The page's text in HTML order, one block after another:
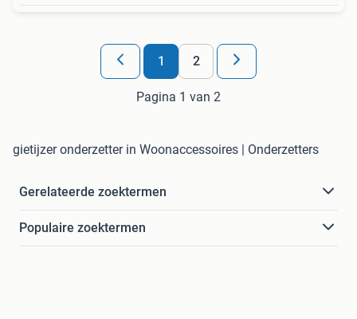
1 2
Pagina 1 van 2
gietijzer onderzetter in Woonaccessoires | Onderzetters
Gerelateerde zoektermen
Populaire zoektermen